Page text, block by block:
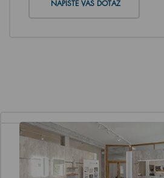
NAPIŠTE VÁŠ DOTAZ